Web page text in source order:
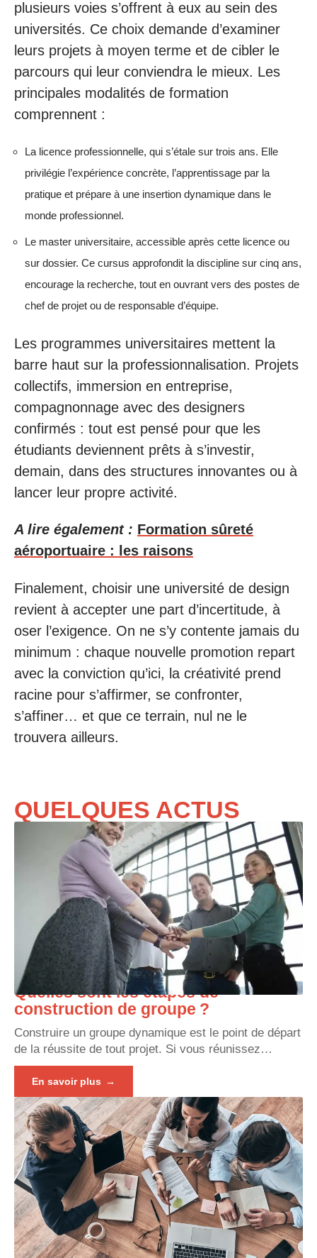
plusieurs voies s’offrent à eux au sein des
universités. Ce choix demande d’examiner
leurs projets à moyen terme et de cibler le
parcours qui leur conviendra le mieux. Les
principales modalités de formation
comprennent :
La licence professionnelle, qui s’étale sur trois ans. Elle
privilégie l’expérience concrète, l’apprentissage par la
pratique et prépare à une insertion dynamique dans le
monde professionnel.
Le master universitaire, accessible après cette licence ou
sur dossier. Ce cursus approfondit la discipline sur cinq ans,
encourage la recherche, tout en ouvrant vers des postes de
chef de projet ou de responsable d’équipe.
Les programmes universitaires mettent la
barre haut sur la professionnalisation. Projets
collectifs, immersion en entreprise,
compagnonnage avec des designers
confirmés : tout est pensé pour que les
étudiants deviennent prêts à s’investir,
demain, dans des structures innovantes ou à
lancer leur propre activité.
A lire également : Formation sûreté
aéroportuaire : les raisons
Finalement, choisir une université de design
revient à accepter une part d’incertitude, à
oser l’exigence. On ne s’y contente jamais du
minimum : chaque nouvelle promotion repart
avec la conviction qu’ici, la créativité prend
racine pour s’affirmer, se confronter,
s’affiner… et que ce terrain, nul ne le
trouvera ailleurs.
QUELQUES ACTUS
Quelles sont les étapes de
construction de groupe ?
Construire un groupe dynamique est le point de départ
de la réussite de tout projet. Si vous réunissez…
En savoir plus